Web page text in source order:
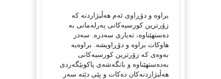
براوە و دۆڕاوی ئەم هەڵبژاردنە کە
زۆرترین کورسیەکانی پەرلەمانی بە
دەستهێناوە، تەیاری سەدرە. سەدر
هاوکات براوە و دۆڕاویشە. براوەیە
بەوەی کە زۆرترین کورسیەکانی
بەدەستهێناوە و بانگەشەی پاکوبێگەردی
هەڵبژاردنەکان دەکات و پێی دێتە سەر